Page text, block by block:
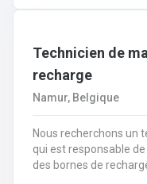
installations (sécurité,
équipements)
interventions
Technicien de
recharge
Namur, Belgique
Nous recherchons un
qui est responsable
des bornes de